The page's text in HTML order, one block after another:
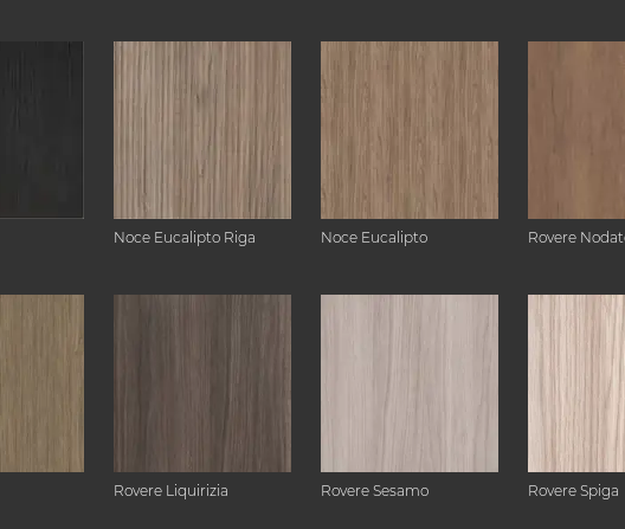
Noce Eucalipto Riga Noce Eucalipto Rovere
Rovere Liquirizia Rovere Sesamo Rovere Spiga